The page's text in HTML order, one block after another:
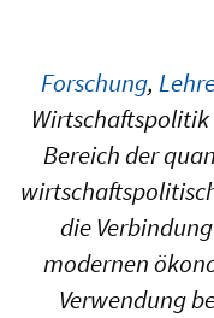
Forschung,
Bereich der
die
modernen
Verwendung